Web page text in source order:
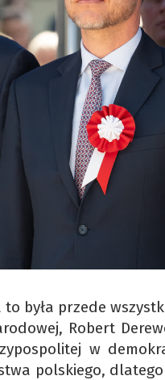
była przede
Robert
w
polskiego,